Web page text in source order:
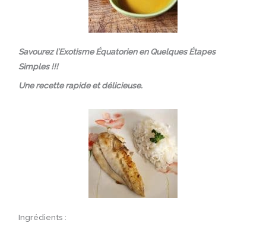
Savourez l’Exotisme Équatorien en Quelques Étapes
Simples !!!
Une recette rapide et délicieuse.
Ingrédients :